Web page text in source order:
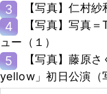
3 【写真】仁村
4
【写真】写真
ュー（１）
5
【写真】藤原
yellow」初日公演（